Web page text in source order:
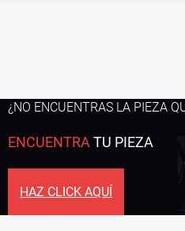
¿NO ENCUENTRAS LA PIEZA
ENCUENTRA TU PIEZA
HAZ CLICK AQUÍ